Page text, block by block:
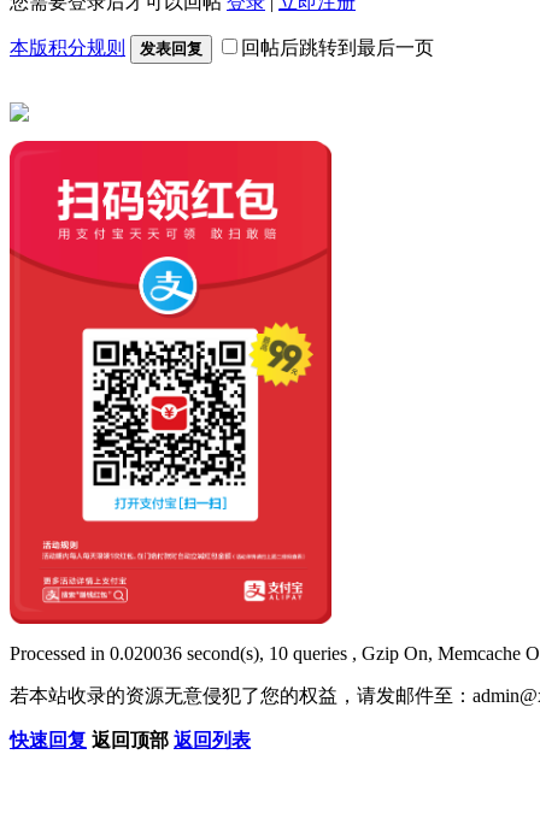
本版积分规则 发表回复 回帖后跳转到最后一页
Processed in 0.020036 second(s), 10 queries , Gzip On, Memcache
若本站收录的资源无意侵犯了您的权益，请发邮件至：
快速回复 返回顶部 返回列表